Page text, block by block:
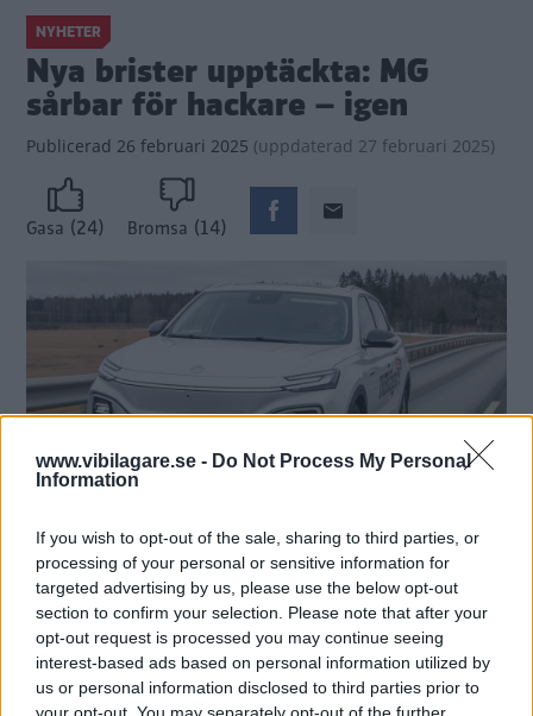
www.vibilagare.se - Do Not Process My Personal
Information
If you wish to opt-out of the sale, sharing to third parties, or
processing of your personal or sensitive information for
targeted advertising by us, please use the below opt-out
section to confirm your selection. Please note that after your
opt-out request is processed you may continue seeing
interest-based ads based on personal information utilized by
us or personal information disclosed to third parties prior to
NYHETER
Nya brister upptäckta: MG
sårbar för hackare – igen
Publicerad 26 februari 2025 (uppdaterad 27 februari 2025)
Gasa (24) Bromsa (14)
MG Marvel R har potentiellt osäker teknik, kan Vi Bilägare återigen avslöja.
Problemet ska åtgärdas av MG. Foto: Fredrik Diits Vikström
MG åtgärdade flera säkerhetsluckor efter Vi Bilägares
avslöjande. Nu har nya brister upptäckts och ägarna
kallas till verkstad för uppdatering.